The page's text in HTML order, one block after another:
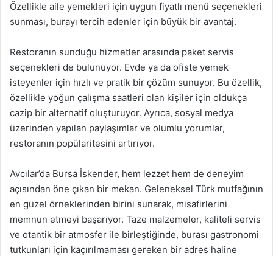
Özellikle aile yemekleri için uygun fiyatlı menü seçenekleri
sunması, burayı tercih edenler için büyük bir avantaj.
Restoranın sunduğu hizmetler arasında paket servis
seçenekleri de bulunuyor. Evde ya da ofiste yemek
isteyenler için hızlı ve pratik bir çözüm sunuyor. Bu özellik,
özellikle yoğun çalışma saatleri olan kişiler için oldukça
cazip bir alternatif oluşturuyor. Ayrıca, sosyal medya
üzerinden yapılan paylaşımlar ve olumlu yorumlar,
restoranın popülaritesini artırıyor.
Avcılar’da Bursa İskender, hem lezzet hem de deneyim
açısından öne çıkan bir mekan. Geleneksel Türk mutfağının
en güzel örneklerinden birini sunarak, misafirlerini
memnun etmeyi başarıyor. Taze malzemeler, kaliteli servis
ve otantik bir atmosfer ile birleştiğinde, burası gastronomi
tutkunları için kaçırılmaması gereken bir adres haline